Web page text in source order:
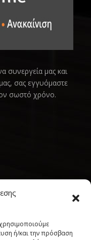
ή/και την πρόσβαση
συνεργεία μας και
σας εγγυόμαστε
σωστό χρόνο.